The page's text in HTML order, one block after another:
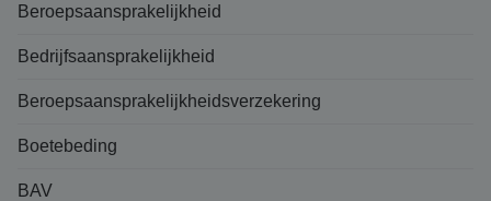
Beroepsaansprakelijkheid
Bedrijfsaansprakelijkheid
Beroepsaansprakelijkheidsverzekering
Boetebeding
BAV